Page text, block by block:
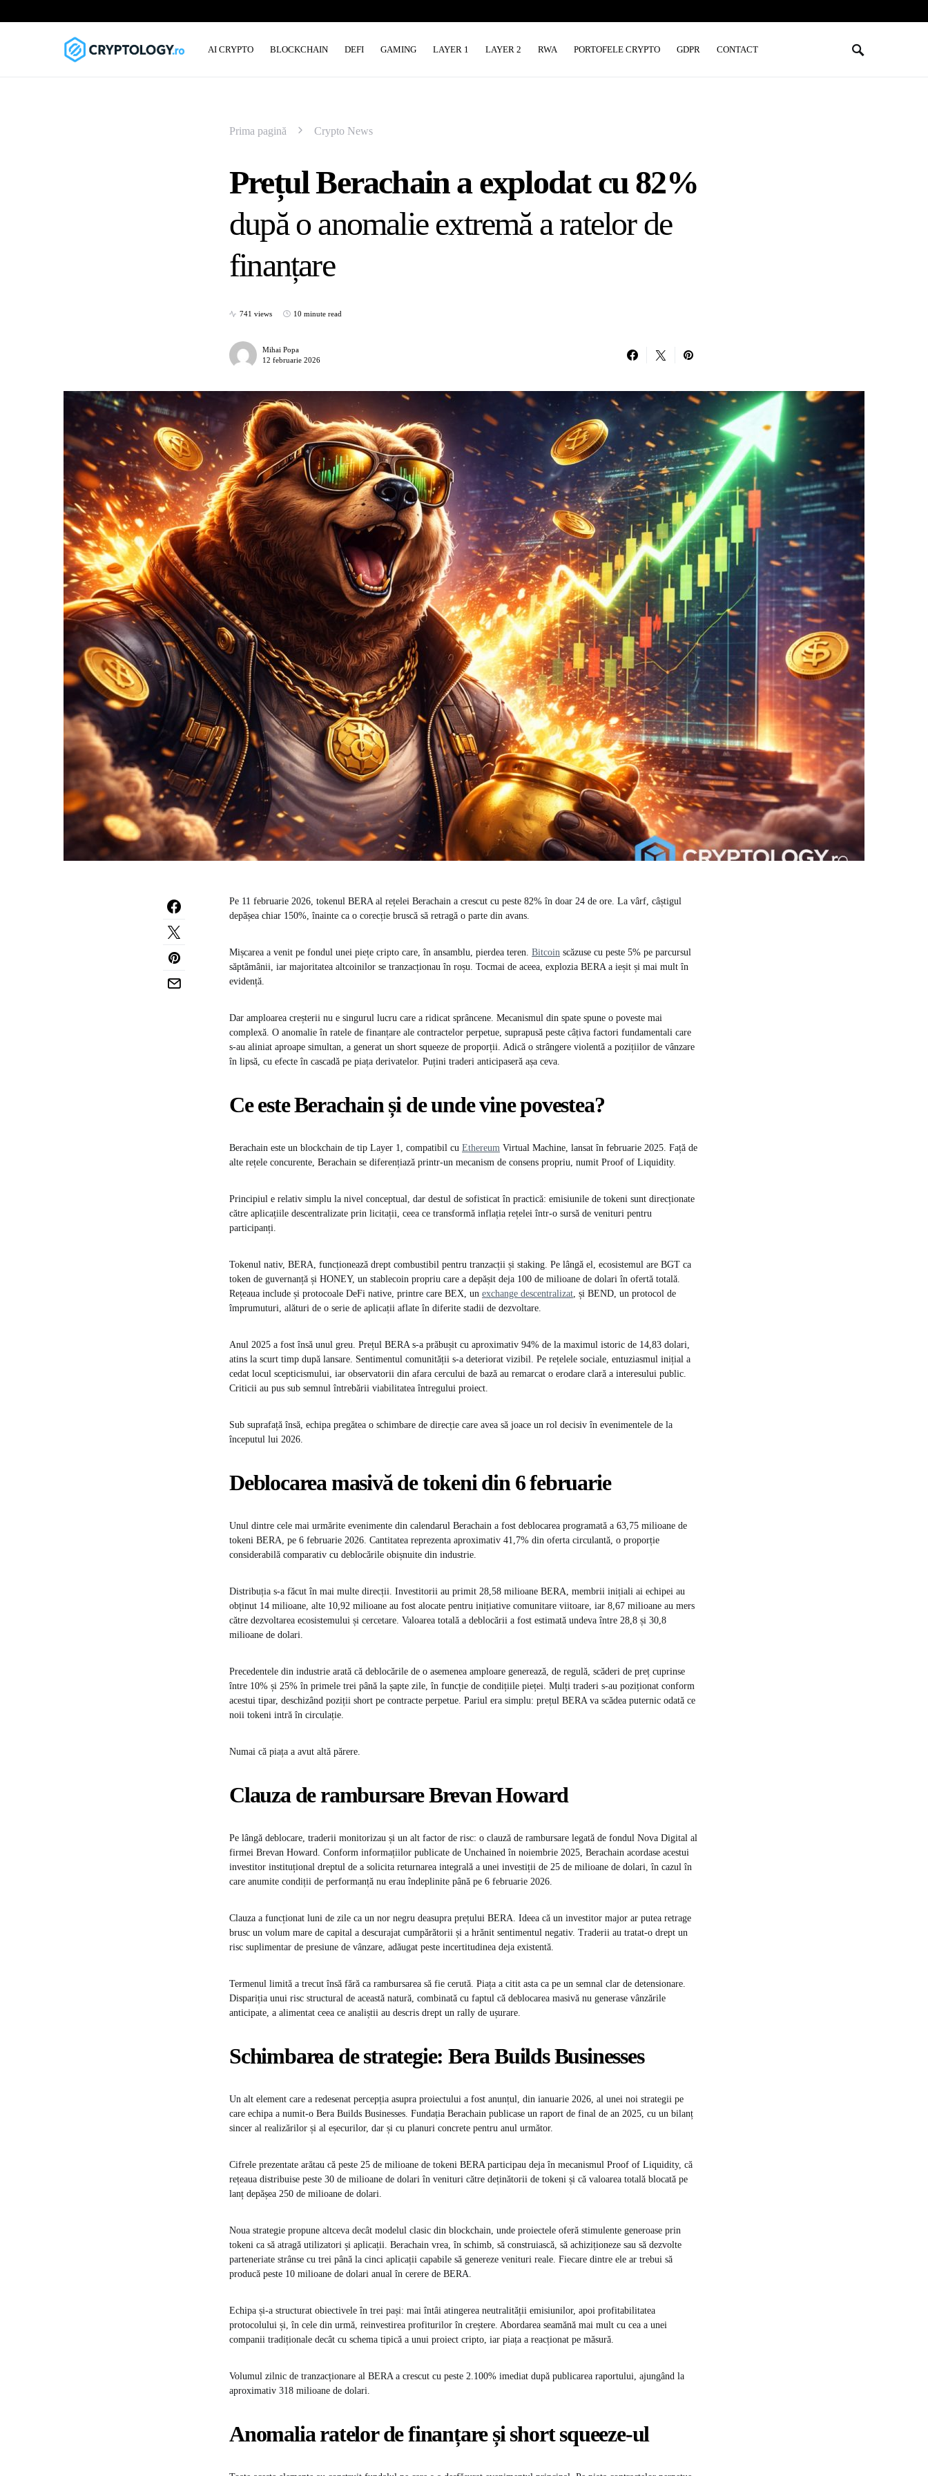
AI CRYPTO BLOCKCHAIN DEFI GAMING LAYER 1 LAYER 2 RWA PORTOFELE CRYPTO GDPR CONTACT
Prima pagină Crypto News
Prețul Berachain a explodat cu 82%
după o anomalie extremă a ratelor de
finanțare
741 views 10 minute read
Mihai Popa
12 februarie 2026
Pe 11 februarie 2026, tokenul BERA al rețelei Berachain a crescut cu peste 82% în doar 24 de ore. La vârf, câștigul
depășea chiar 150%, înainte ca o corecție bruscă să retragă o parte din avans.
Mișcarea a venit pe fondul unei piețe cripto care, în ansamblu, pierdea teren. Bitcoin scăzuse cu peste 5% pe parcursul
săptămânii, iar majoritatea altcoinilor se tranzacționau în roșu. Tocmai de aceea, explozia BERA a ieșit și mai mult în
evidență.
Dar amploarea creșterii nu e singurul lucru care a ridicat sprâncene. Mecanismul din spate spune o poveste mai
complexă. O anomalie în ratele de finanțare ale contractelor perpetue, suprapusă peste câțiva factori fundamentali care
s-au aliniat aproape simultan, a generat un short squeeze de proporții. Adică o strângere violentă a pozițiilor de vânzare
în lipsă, cu efecte în cascadă pe piața derivatelor. Puțini traderi anticipaseră așa ceva.
Ce este Berachain și de unde vine povestea?
Berachain este un blockchain de tip Layer 1, compatibil cu Ethereum Virtual Machine, lansat în februarie 2025. Față de
alte rețele concurente, Berachain se diferențiază printr-un mecanism de consens propriu, numit Proof of Liquidity.
Principiul e relativ simplu la nivel conceptual, dar destul de sofisticat în practică: emisiunile de tokeni sunt direcționate
către aplicațiile descentralizate prin licitații, ceea ce transformă inflația rețelei într-o sursă de venituri pentru
participanți.
Tokenul nativ, BERA, funcționează drept combustibil pentru tranzacții și staking. Pe lângă el, ecosistemul are BGT ca
token de guvernanță și HONEY, un stablecoin propriu care a depășit deja 100 de milioane de dolari în ofertă totală.
Rețeaua include și protocoale DeFi native, printre care BEX, un exchange descentralizat, și BEND, un protocol de
împrumuturi, alături de o serie de aplicații aflate în diferite stadii de dezvoltare.
Anul 2025 a fost însă unul greu. Prețul BERA s-a prăbușit cu aproximativ 94% de la maximul istoric de 14,83 dolari,
atins la scurt timp după lansare. Sentimentul comunității s-a deteriorat vizibil. Pe rețelele sociale, entuziasmul inițial a
cedat locul scepticismului, iar observatorii din afara cercului de bază au remarcat o erodare clară a interesului public.
Criticii au pus sub semnul întrebării viabilitatea întregului proiect.
Sub suprafață însă, echipa pregătea o schimbare de direcție care avea să joace un rol decisiv în evenimentele de la
începutul lui 2026.
Deblocarea masivă de tokeni din 6 februarie
Unul dintre cele mai urmărite evenimente din calendarul Berachain a fost deblocarea programată a 63,75 milioane de
tokeni BERA, pe 6 februarie 2026. Cantitatea reprezenta aproximativ 41,7% din oferta circulantă, o proporție
considerabilă comparativ cu deblocările obișnuite din industrie.
Distribuția s-a făcut în mai multe direcții. Investitorii au primit 28,58 milioane BERA, membrii inițiali ai echipei au
obținut 14 milioane, alte 10,92 milioane au fost alocate pentru inițiative comunitare viitoare, iar 8,67 milioane au mers
către dezvoltarea ecosistemului și cercetare. Valoarea totală a deblocării a fost estimată undeva între 28,8 și 30,8
milioane de dolari.
Precedentele din industrie arată că deblocările de o asemenea amploare generează, de regulă, scăderi de preț cuprinse
între 10% și 25% în primele trei până la șapte zile, în funcție de condițiile pieței. Mulți traderi s-au poziționat conform
acestui tipar, deschizând poziții short pe contracte perpetue. Pariul era simplu: prețul BERA va scădea puternic odată ce
noii tokeni intră în circulație.
Numai că piața a avut altă părere.
Clauza de rambursare Brevan Howard
Pe lângă deblocare, traderii monitorizau și un alt factor de risc: o clauză de rambursare legată de fondul Nova Digital al
firmei Brevan Howard. Conform informațiilor publicate de Unchained în noiembrie 2025, Berachain acordase acestui
investitor instituțional dreptul de a solicita returnarea integrală a unei investiții de 25 de milioane de dolari, în cazul în
care anumite condiții de performanță nu erau îndeplinite până pe 6 februarie 2026.
Clauza a funcționat luni de zile ca un nor negru deasupra prețului BERA. Ideea că un investitor major ar putea retrage
brusc un volum mare de capital a descurajat cumpărătorii și a hrănit sentimentul negativ. Traderii au tratat-o drept un
risc suplimentar de presiune de vânzare, adăugat peste incertitudinea deja existentă.
Termenul limită a trecut însă fără ca rambursarea să fie cerută. Piața a citit asta ca pe un semnal clar de detensionare.
Dispariția unui risc structural de această natură, combinată cu faptul că deblocarea masivă nu generase vânzările
anticipate, a alimentat ceea ce analiștii au descris drept un rally de ușurare.
Schimbarea de strategie: Bera Builds Businesses
Un alt element care a redesenat percepția asupra proiectului a fost anunțul, din ianuarie 2026, al unei noi strategii pe
care echipa a numit-o Bera Builds Businesses. Fundația Berachain publicase un raport de final de an 2025, cu un bilanț
sincer al realizărilor și al eșecurilor, dar și cu planuri concrete pentru anul următor.
Cifrele prezentate arătau că peste 25 de milioane de tokeni BERA participau deja în mecanismul Proof of Liquidity, că
rețeaua distribuise peste 30 de milioane de dolari în venituri către deținătorii de tokeni și că valoarea totală blocată pe
lanț depășea 250 de milioane de dolari.
Noua strategie propune altceva decât modelul clasic din blockchain, unde proiectele oferă stimulente generoase prin
tokeni ca să atragă utilizatori și aplicații. Berachain vrea, în schimb, să construiască, să achiziționeze sau să dezvolte
parteneriate strânse cu trei până la cinci aplicații capabile să genereze venituri reale. Fiecare dintre ele ar trebui să
producă peste 10 milioane de dolari anual în cerere de BERA.
Echipa și-a structurat obiectivele în trei pași: mai întâi atingerea neutralității emisiunilor, apoi profitabilitatea
protocolului și, în cele din urmă, reinvestirea profiturilor în creștere. Abordarea seamănă mai mult cu cea a unei
companii tradiționale decât cu schema tipică a unui proiect cripto, iar piața a reacționat pe măsură.
Volumul zilnic de tranzacționare al BERA a crescut cu peste 2.100% imediat după publicarea raportului, ajungând la
aproximativ 318 milioane de dolari.
Anomalia ratelor de finanțare și short squeeze-ul